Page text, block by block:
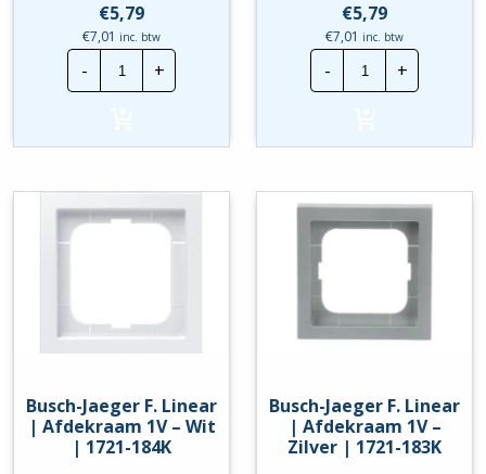
€5,79
€7,01 inc. btw
-
Busch-
Jaeger
F.
Afdekraam
Mat
Wit
+
€5,79
€7,01 inc. btw
-
Busch-
Jaeger
F.
Afdekraam
Mat
Zwart
|
1721-
hoeveelheid
+
Busch-Jaeger F. Linear
| Afdekraam 1V – Wit
| 1721-184K
Busch-Jaeger F. Linear
| Afdekraam 1V –
Zilver | 1721-183K